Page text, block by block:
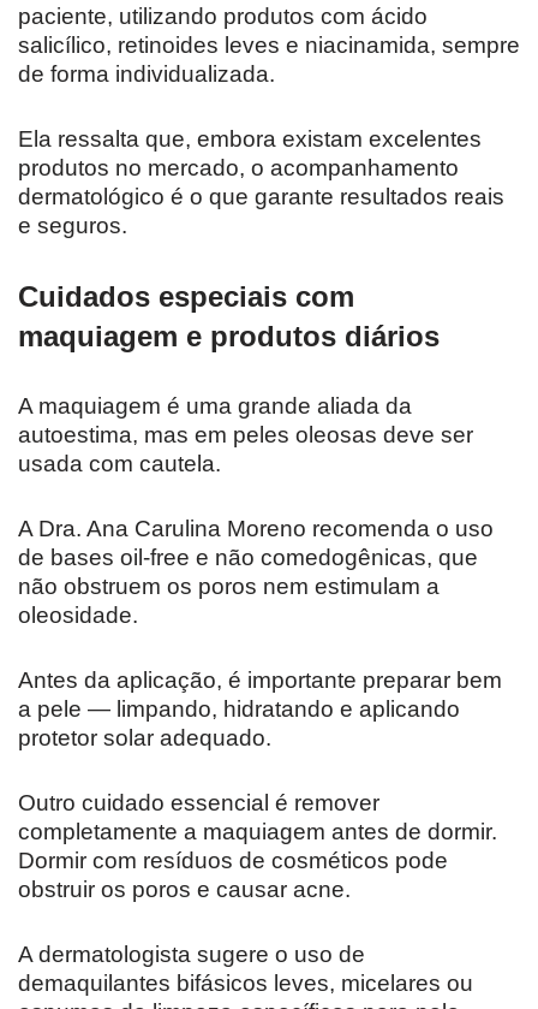
paciente, utilizando produtos com ácido
salicílico, retinoides leves e niacinamida, sempre
de forma individualizada.
Ela ressalta que, embora existam excelentes
produtos no mercado, o acompanhamento
dermatológico é o que garante resultados reais
e seguros.
Cuidados especiais com
maquiagem e produtos diários
A maquiagem é uma grande aliada da
autoestima, mas em peles oleosas deve ser
usada com cautela.
A Dra. Ana Carulina Moreno recomenda o uso
de bases oil-free e não comedogênicas, que
não obstruem os poros nem estimulam a
oleosidade.
Antes da aplicação, é importante preparar bem
a pele — limpando, hidratando e aplicando
protetor solar adequado.
Outro cuidado essencial é remover
completamente a maquiagem antes de dormir.
Dormir com resíduos de cosméticos pode
obstruir os poros e causar acne.
A dermatologista sugere o uso de
demaquilantes bifásicos leves, micelares ou